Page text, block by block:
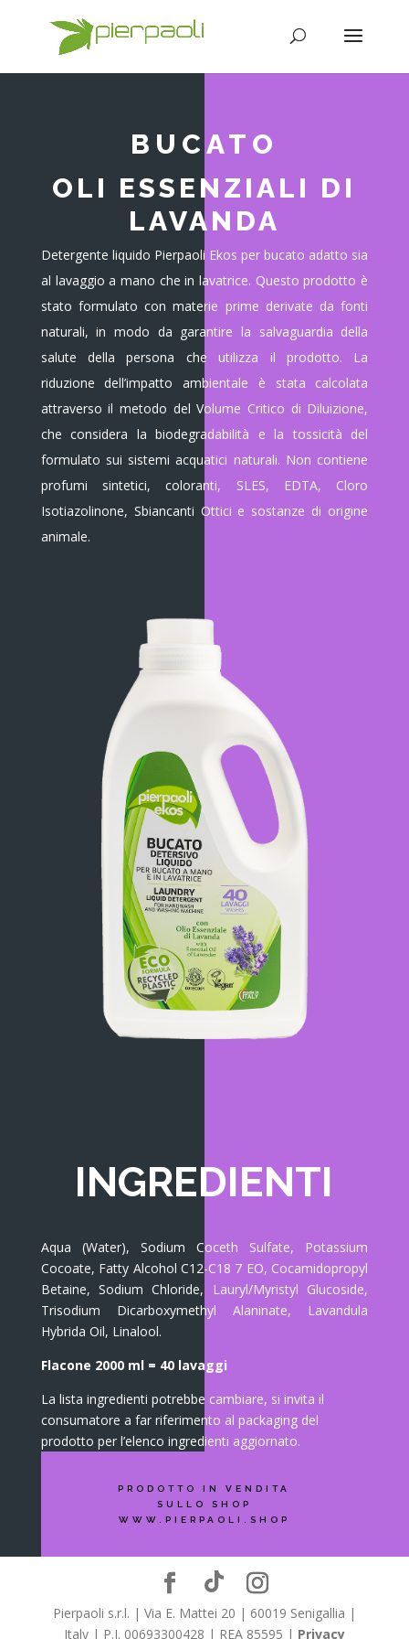
BUCATO
OLI ESSENZIALI DI
LAVANDA
Detergente liquido Pierpaoli Ekos per bucato adatto sia
al lavaggio a mano che in lavatrice. Questo prodotto è
stato formulato con materie prime derivate da fonti
naturali, in modo da garantire la salvaguardia della
salute della persona che utilizza il prodotto. La
riduzione dell’impatto ambientale è stata calcolata
attraverso il metodo del Volume Critico di Diluizione,
che considera la biodegradabilità e la tossicità del
formulato sui sistemi acquatici naturali. Non contiene
profumi sintetici, coloranti, SLES, EDTA, Cloro
Isotiazolinone, Sbiancanti Ottici e sostanze di origine
animale.
INGREDIENTI
Aqua (Water), Sodium Coceth Sulfate, Potassium
Cocoate, Fatty Alcohol C12-C18 7 EO, Cocamidopropyl
Betaine, Sodium Chloride, Lauryl/Myristyl Glucoside,
Trisodium Dicarboxymethyl Alaninate, Lavandula
Hybrida Oil, Linalool.
Flacone 2000 ml = 40 lavaggi
La lista ingredienti potrebbe cambiare, si invita il
consumatore a far riferimento al packaging del
prodotto per l’elenco ingredienti aggiornato.
PRODOTTO IN VENDITA
SULLO SHOP
WWW.PIERPAOLI.SHOP
Pierpaoli s.r.l. | Via E. Mattei 20 | 60019 Senigallia |
Italy | P.I. 00693300428 | REA 85595 | Privacy